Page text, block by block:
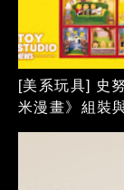
[美系玩具] 史
米漫畫》組裝